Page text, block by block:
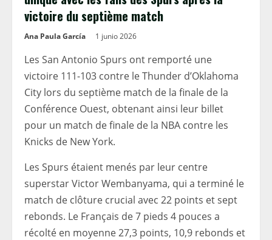
victoire du septième match
Ana Paula García 1 junio 2026
Les San Antonio Spurs ont remporté une
victoire 111-103 contre le Thunder d’Oklahoma
City lors du septième match de la finale de la
Conférence Ouest, obtenant ainsi leur billet
pour un match de finale de la NBA contre les
Knicks de New York.
Les Spurs étaient menés par leur centre
superstar Victor Wembanyama, qui a terminé le
match de clôture crucial avec 22 points et sept
rebonds. Le Français de 7 pieds 4 pouces a
récolté en moyenne 27,3 points, 10,9 rebonds et